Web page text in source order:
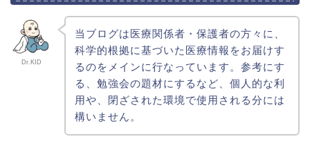
Dr.KID
当ブログは医療関係者・保護者の方々に、
科学的根拠に基づいた医療情報をお届けす
るのをメインに行なっています。参考にす
る、勉強会の題材にするなど、個人的な利
用や、閉ざされた環境で使用される分には
構いません。